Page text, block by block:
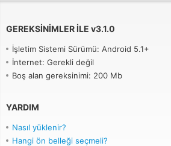
GEREKSINIMLER ILE v3.1.0
İşletim Sistemi Sürümü: Android 5.1+
İnternet: Gerekli değil
Boş alan gereksinimi: 200 Mb
YARDIM
Nasıl yüklenir?
Hangi ön belleği seçmeli?